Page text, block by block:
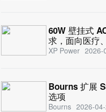
60W 壁挂式
求，面向医疗
XP Power 2026-
Bourns 扩展
选项
Bourns 2026-